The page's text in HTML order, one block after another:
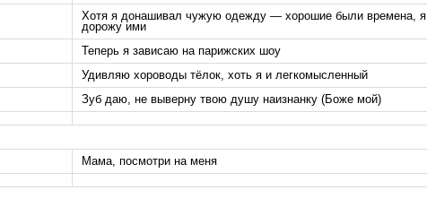
Хотя я донашивал чужую одежду — хорошие были времена, я
дорожу ими
Теперь я зависаю на парижских шоу
Удивляю хороводы тёлок, хоть я и легкомысленный
Зуб даю, не выверну твою душу наизнанку (Боже мой)
Мама, посмотри на меня